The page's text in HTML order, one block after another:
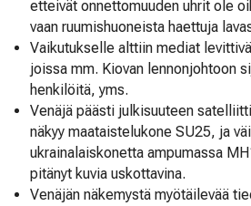
etteivät onnettomuuden uhrit ole
vaan ruumishuoneista haettuja
Vaikutukselle alttiin mediat
joissa mm. Kiovan lennonjohtoon
henkilöitä, yms.
Venäjä päästi julkisuuteen
näkyy maataistelukone SU25, ja
ukrainalaiskonetta ampumassa
pitänyt kuvia uskottavina.
Venäjän näkemystä myötäilevää